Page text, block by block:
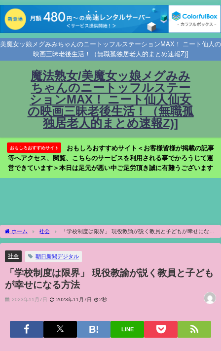
美魔女ッ娘メグみみちゃんのニートッフルステーションMAX！ ニート仙人の
映画三昧老後生活！（無職孤独居老人的まとめ速報Z)]
魔法熟女/美魔女ッ娘メグみみ
ちゃんのニートッフルステー
ションMAX！ ニート仙人仙女
の映画三昧老後生活！（無職孤
独居老人的まとめ速報Z)]
おもしろおすすめサイト
おもしろおすすめサイト＜お客様皆様が掲載の記事
等へアクセス、閲覧、こちらのサービスを利用される事でかろうじて運
営できています＞本日は足元が悪い中ご足労頂き誠に有難うございます
ホーム 社会
「学校制度は限界」 現役教諭が説く教員と子どもが幸せになる
方法
社会 朝日新聞デジタル
「学校制度は限界」 現役教諭が説く教員と子ども
が幸せになる方法
2023年11月7日 2023年11月7日 2秒
LINE